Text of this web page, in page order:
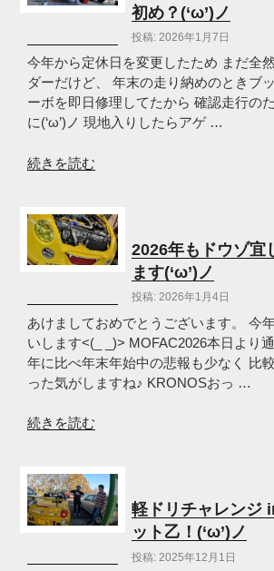
の
波
サ
ー
キ
ッ
debut！
の
初め？(‘ω’)ノ
投稿: 2026年1月7日
今年から定休日を変更したため まだ全
ダーだけど、 年末の走り納めのときブ
ーボを即日修理してたから 確認走行の
に(‘ω’)ノ 現地入りしたらアゲ …
“セ
ラ
ル
詣
ら
の
2026
こ
わ
初
ノ”
の
続きを読む
2026年もドウゾ宜
ます(‘ω’)ノ
投稿: 2026年1月4日
あけましておめでとうございます。 今
いします<(_ _)> MOFAC2026本日より
年に比べ年末年始中の悲報も少なく 比
った気がしますね♪ KRONOSおっ …
“2026
ド
ウ
ゾ
し
続きを読む
軽ドリチャレンジ
ット乙！(‘ω’)ノ
投稿: 2025年12月1日